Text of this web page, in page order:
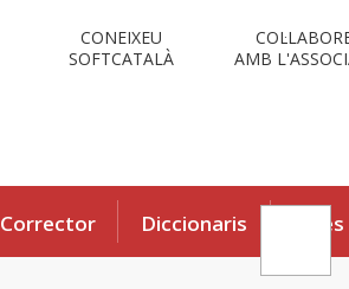
CONEIXEU
SOFTCATALÀ
AMB
Corrector Diccionaris Eines